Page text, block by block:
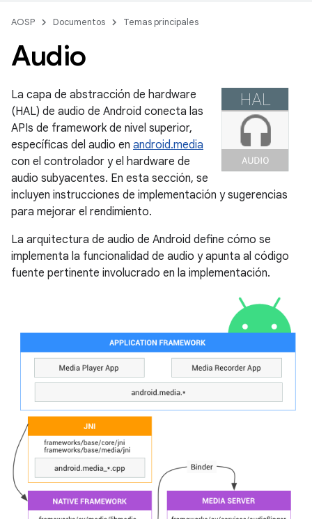
AOSP Documentos Temas principales
Audio
La capa de abstracción de hardware
(HAL) de audio de Android conecta las
APIs de framework de nivel superior,
específicas del audio en android.media
con el controlador y el hardware de
audio subyacentes. En esta sección, se
incluyen instrucciones de implementación y sugerencias
para mejorar el rendimiento.
La arquitectura de audio de Android define cómo se
implementa la funcionalidad de audio y apunta al código
fuente pertinente involucrado en la implementación.